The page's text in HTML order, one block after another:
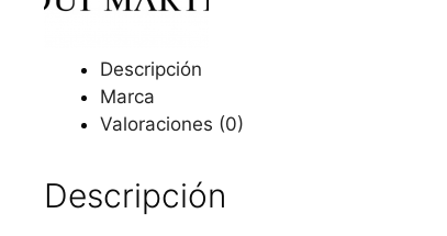
Descripción
Marca
Valoraciones (0)
Descripción